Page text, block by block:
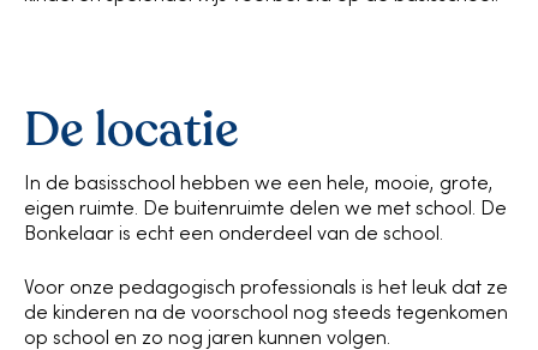
De locatie
In de basisschool hebben we een hele, mooie, grote,
eigen ruimte. De buitenruimte delen we met school. De
Bonkelaar is echt een onderdeel van de school.
Voor onze pedagogisch professionals is het leuk dat ze
de kinderen na de voorschool nog steeds tegenkomen
op school en zo nog jaren kunnen volgen.